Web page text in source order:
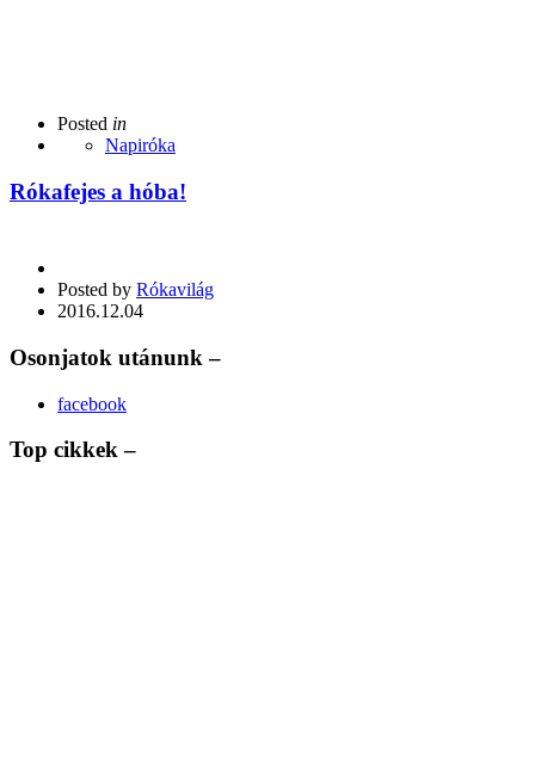
Posted in
Napiróka
Rókafejes a hóba!
Posted by Rókavilág
2016.12.04
Osonjatok utánunk –
facebook
Top cikkek –